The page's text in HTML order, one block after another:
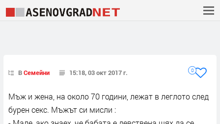
ВСемейни 15:18, 03 окт 2017 г. 0
Мъж и жена, на около 70 години, лежат в леглото след
бурен секс. Мъжът си мисли :